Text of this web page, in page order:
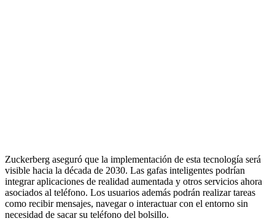
Zuckerberg aseguró que la implementación de esta tecnología será
visible hacia la década de 2030. Las gafas inteligentes podrían
integrar aplicaciones de realidad aumentada y otros servicios ahora
asociados al teléfono. Los usuarios además podrán realizar tareas
como recibir mensajes, navegar o interactuar con el entorno sin
necesidad de sacar su teléfono del bolsillo.